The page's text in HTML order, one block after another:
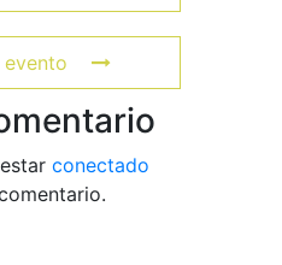
evento
conectado